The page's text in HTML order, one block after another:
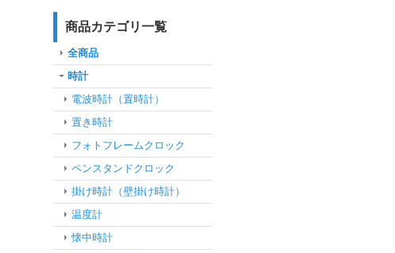
商品カテゴリ一覧
全商品
時計
電波時計（置時計）
置き時計
フォトフレームクロック
ペンスタンドクロック
掛け時計（壁掛け時計）
温度計
懐中時計